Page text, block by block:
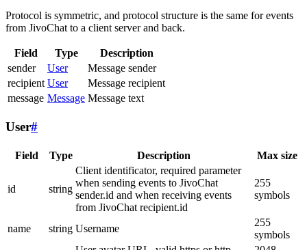
Protocol is symmetric, and protocol structure is the same for events
from JivoChat to a client server and back.
Field Type
Description
sender
User
Message sender
recipient User
Message recipient
message Message Message text
User#
Field Type Description Max size
id string
Client identificator, required parameter
when sending events to JivoChat
sender.id and when receiving events
from JivoChat recipient.id
255
symbols
name string Username
255
symbols